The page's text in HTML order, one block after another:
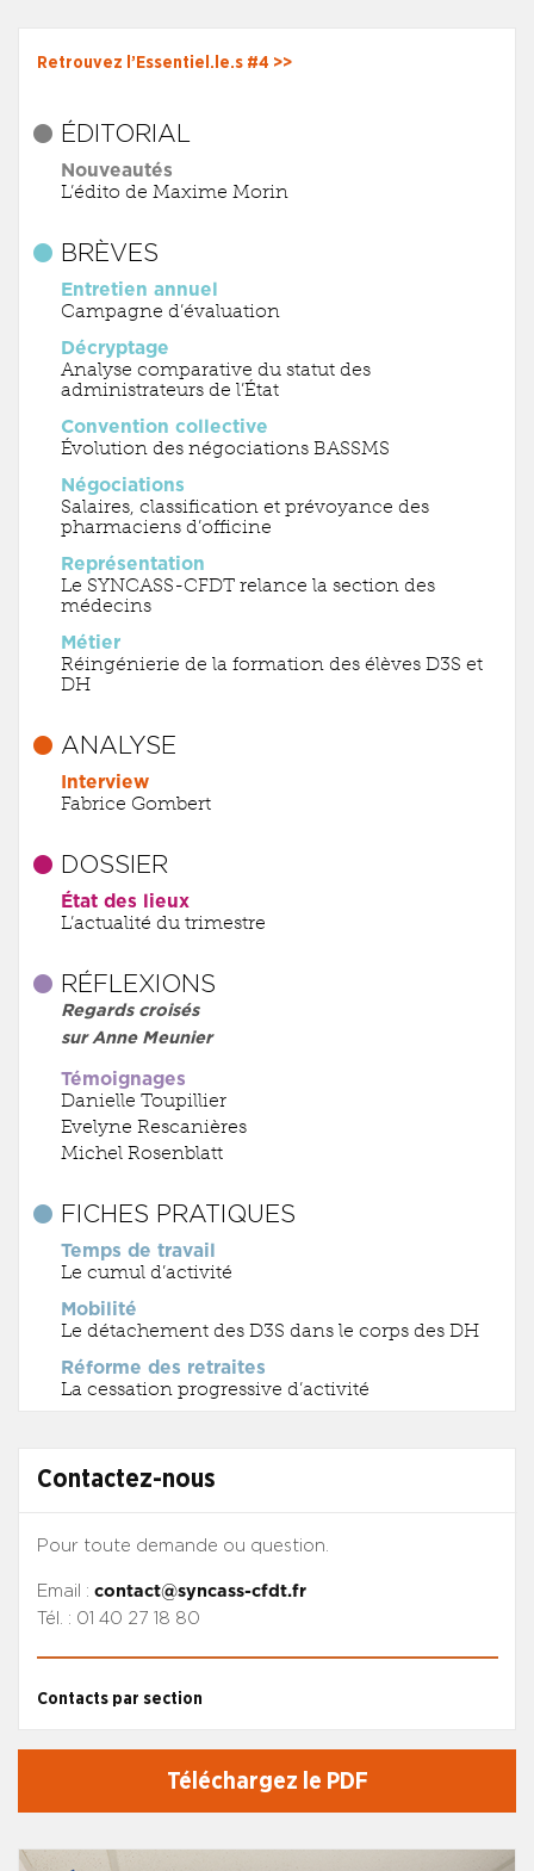
Retrouvez l’Essentiel.le.s #4 >>
ÉDITORIAL
Nouveautés
L’édito de Maxime Morin
BRÈVES
Entretien annuel
Campagne d’évaluation
Décryptage
Analyse comparative du statut des
administrateurs de l’État
Convention collective
Évolution des négociations BASSMS
Négociations
Salaires, classification et prévoyance des
pharmaciens d’officine
Représentation
Le SYNCASS-CFDT relance la section des
médecins
Métier
Réingénierie de la formation des élèves D3S et
DH
ANALYSE
Interview
Fabrice Gombert
DOSSIER
État des lieux
L’actualité du trimestre
RÉFLEXIONS
Regards croisés
sur Anne Meunier
Témoignages
Danielle Toupillier
Evelyne Rescanières
Michel Rosenblatt
FICHES PRATIQUES
Temps de travail
Le cumul d’activité
Mobilité
Le détachement des D3S dans le corps des DH
Réforme des retraites
La cessation progressive d’activité
Contactez-nous
Pour toute demande ou question.
Email : contact@syncass-cfdt.fr
Tél. : 01 40 27 18 80
Contacts par section
Téléchargez le PDF